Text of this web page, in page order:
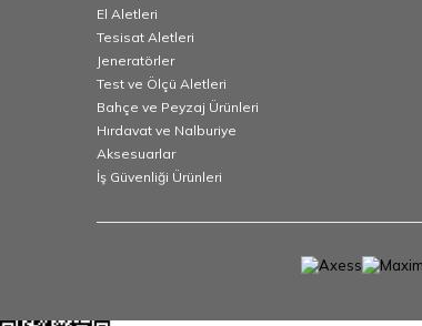
El Aletleri
Tesisat Aletleri
Jeneratörler
Test ve Ölçü Aletleri
Bahçe ve Peyzaj Ürünleri
Hırdavat ve Nalburiye
Aksesuarlar
İş Güvenliği Ürünleri